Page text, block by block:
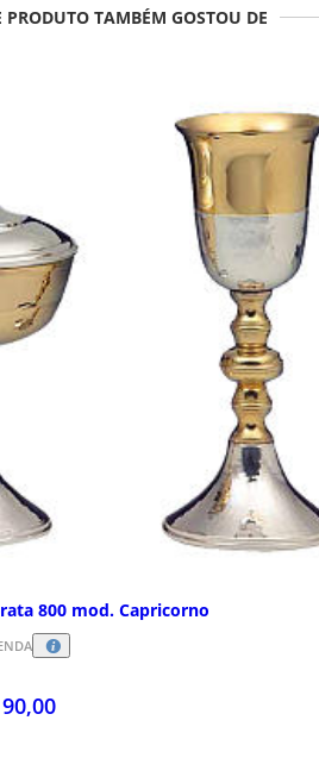
PRODUTO TAMBÉM GOSTOU DE
800 mod. Capricorno